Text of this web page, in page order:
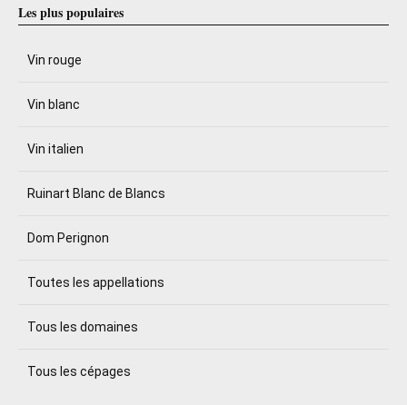
Les plus populaires
Vin rouge
Vin blanc
Vin italien
Ruinart Blanc de Blancs
Dom Perignon
Toutes les appellations
Tous les domaines
Tous les cépages